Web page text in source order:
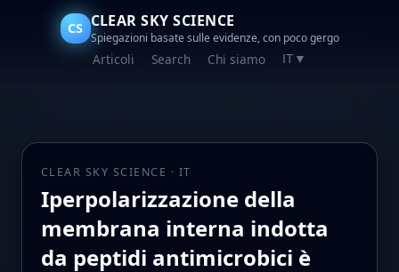
CS CLEAR SKY SCIENCE
Spiegazioni basate sulle evidenze, con poco gergo
Articoli Search Chi siamo IT ▼
CLEAR SKY SCIENCE · IT
Iperpolarizzazione della
membrana interna indotta
da peptidi antimicrobici è